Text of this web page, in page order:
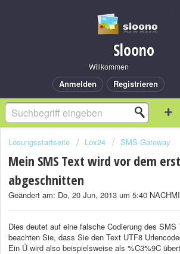
Sloono
Willkommen
Anmelden Registrieren
Lösungsstartseite Lox24 SMS-Gateway
Mein SMS Text wird vor dem
abgeschnitten
Geändert am: Do, 20 Jun, 2013 um 5:40
Dies deutet auf eine falsche Codierung des
beachten Sie, dass Sie den Text UTF8
Ein Ü wird also beispielsweise als %C3%9C